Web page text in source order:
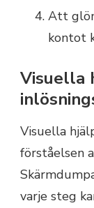
Att
kontot
Visuella
Visuella
förståelsen
varje steg